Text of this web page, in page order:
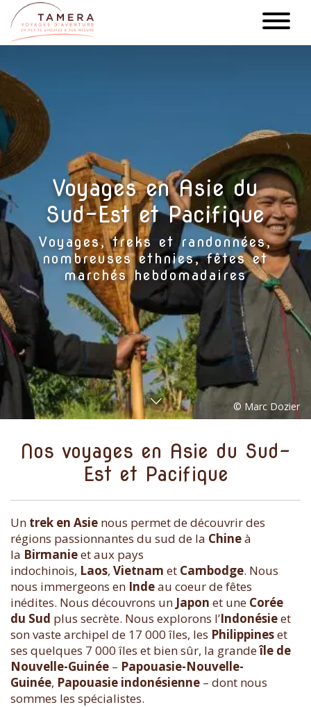
Aller
au
contenu
Voyages en Asie du
Sud-Est et Pacifique
Voyages, treks et randonnées,
nombreuses ethnies, fêtes et
marchés hebdomadaires
Nos voyages en Asie du Sud-
Est et Pacifique
Un trek en Asie nous permet de découvrir des
régions passionnantes du sud de la Chineà
la Birmanieet aux pays
indochinois, Laos, Vietnam et Cambodge. Nous
nous immergeons en Indeau coeur de fêtes
inédites. Nous découvrons un Japon et une Corée
du Sud plus secrète. Nous explorons l’Indonésieet
son vaste archipel de 17 000 îles, les Philippineset
ses quelques 7 000 îles et bien sûr, la grandeîle de
Nouvelle-Guinée – Papouasie-Nouvelle-
Guinée, Papouasie indonésienne – dont nous
sommes les spécialistes.